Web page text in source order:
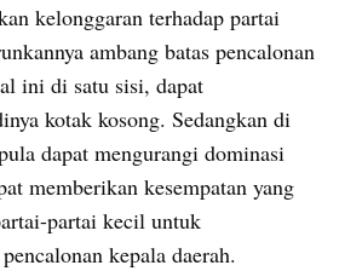
kelonggaran terhadap partai
ambang batas pencalonan
ini di satu sisi, dapat
kotak kosong. Sedangkan di
dapat mengurangi dominasi
memberikan kesempatan yang
partai kecil untuk
kepala daerah.